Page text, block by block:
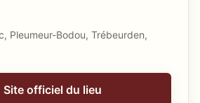
Pleumeur-Bodou, Trébeurden,
Site officiel du lieu